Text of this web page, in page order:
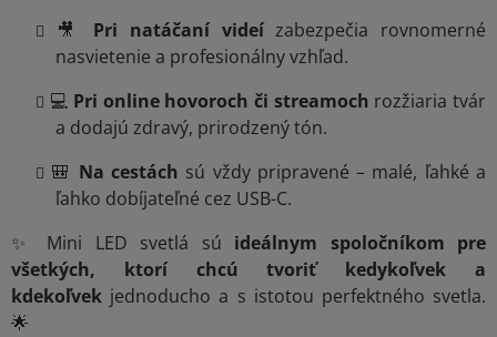
🎥 Pri natáčaní videízabezpečia rovnomerné
nasvietenie a profesionálny vzhľad.
💻 Pri online hovoroch či streamoch rozžiaria tvár
a dodajú zdravý, prirodzený tón.
🎒 Na cestách sú vždy pripravené – malé, ľahké a
ľahko dobíjateľné cez USB-C.
✨ Mini LED svetlá sú ideálnym spoločníkom pre
všetkých, ktorí chcú tvoriť kedykoľvek a
kdekoľvek jednoducho a s istotou perfektného svetla.
🌟